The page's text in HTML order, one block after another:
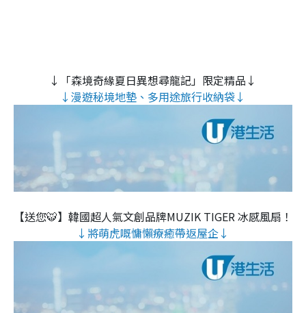
↓「森境奇緣夏日異想尋龍記」限定精品↓
↓漫遊秘境地墊、多用途旅行收納袋↓
【送您🐯】韓國超人氣文創品牌MUZIK TIGER 冰感風扇！
↓將萌虎嘅慵懶療癒帶返屋企↓